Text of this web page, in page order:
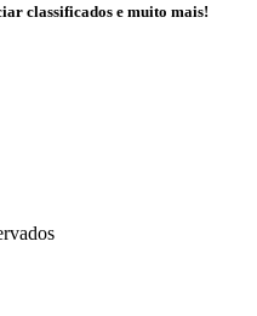
classificados e muito mais!